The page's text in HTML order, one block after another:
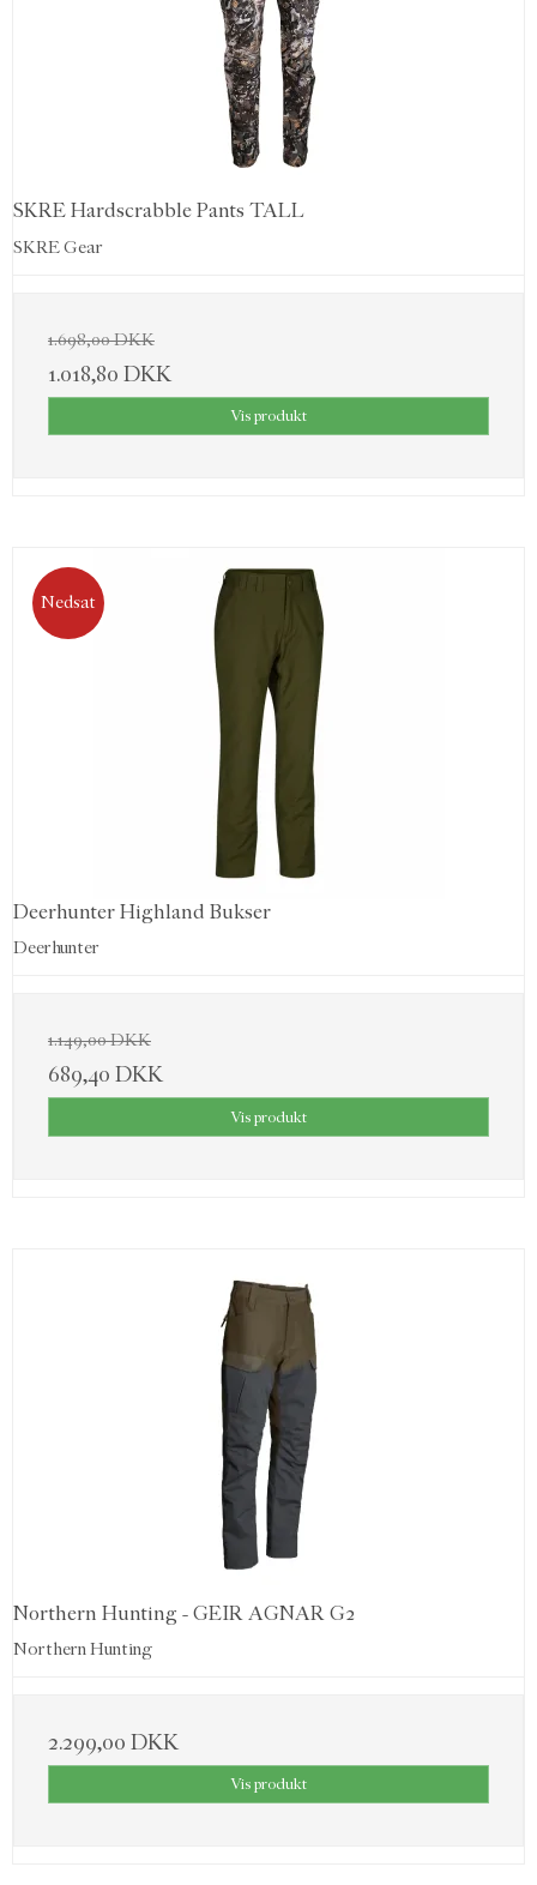
SKRE Hardscrabble Pants TALL
SKRE Gear
1.698,00 DKK
1.018,80 DKK
Vis produkt
Nedsat
Deerhunter Highland Bukser
Deerhunter
1.149,00 DKK
689,40 DKK
Vis produkt
Northern Hunting - GEIR AGNAR G2
Northern Hunting
2.299,00 DKK
Vis produkt